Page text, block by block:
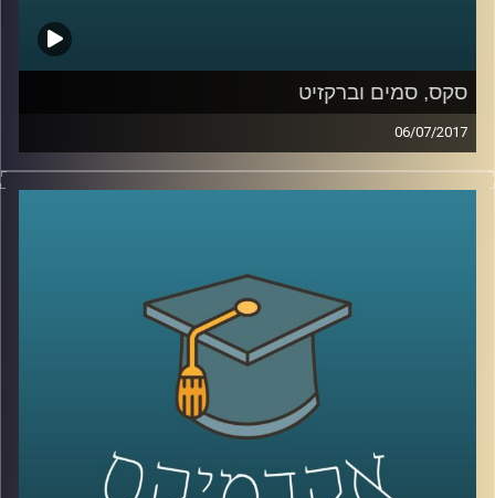
סקס, סמים וברקזיט
06/07/2017
מדוע צעירי שנות השישים כל כך זעמו על דור
הצעירה שנשבה באותם שנים, משווה בין
הפופולריות של פינק פלויד לעומת מרי פופינס
וגם עומד על הקשר של כל זה לברקזיט
AudioVersity